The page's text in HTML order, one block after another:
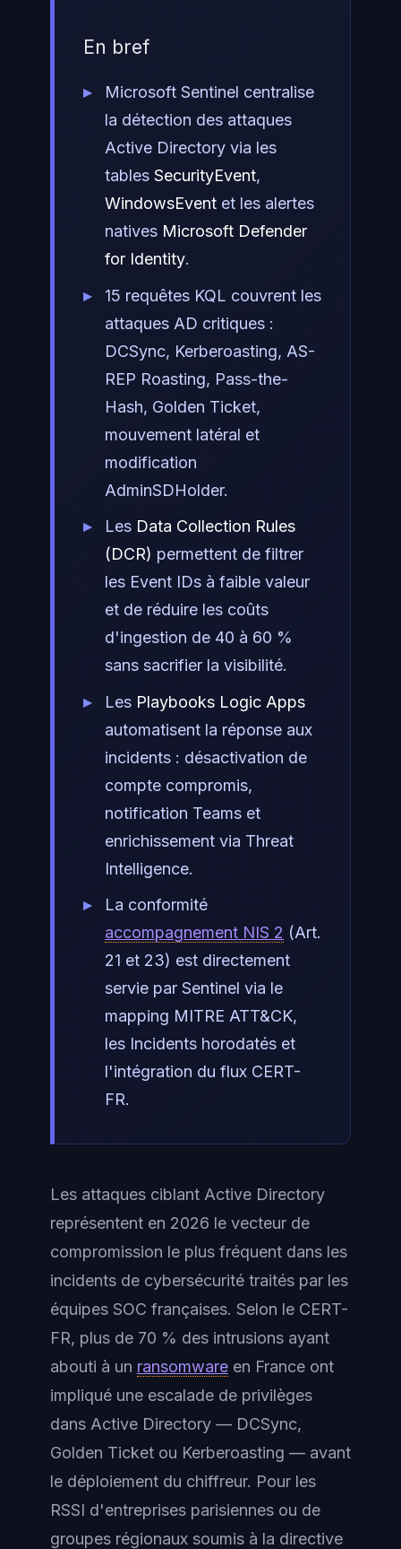
En bref
Microsoft Sentinel centralise
la détection des attaques
Active Directory via les
tables SecurityEvent,
WindowsEvent et les alertes
natives Microsoft Defender
for Identity.
15 requêtes KQL couvrent les
attaques AD critiques :
DCSync, Kerberoasting, AS-
REP Roasting, Pass-the-
Hash, Golden Ticket,
mouvement latéral et
modification
AdminSDHolder.
Les Data Collection Rules
(DCR) permettent de filtrer
les Event IDs à faible valeur
et de réduire les coûts
d'ingestion de 40 à 60 %
sans sacrifier la visibilité.
Les Playbooks Logic Apps
automatisent la réponse aux
incidents : désactivation de
compte compromis,
notification Teams et
enrichissement via Threat
Intelligence.
La conformité
accompagnement NIS 2 (Art.
21 et 23) est directement
servie par Sentinel via le
mapping MITRE ATT&CK,
les Incidents horodatés et
l'intégration du flux CERT-
FR.
Les attaques ciblant Active Directory
représentent en 2026 le vecteur de
compromission le plus fréquent dans les
incidents de cybersécurité traités par les
équipes SOC françaises. Selon le CERT-
FR, plus de 70 % des intrusions ayant
abouti à un ransomware en France ont
impliqué une escalade de privilèges
dans Active Directory — DCSync,
Golden Ticket ou Kerberoasting — avant
le déploiement du chiffreur. Pour les
RSSI d'entreprises parisiennes ou de
groupes régionaux soumis à la directive